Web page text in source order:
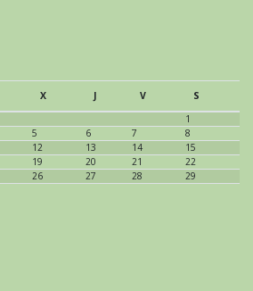
X J V
S
1
5 6 7
8
12 13 14
15
19 20 21
22
26 27 28
29